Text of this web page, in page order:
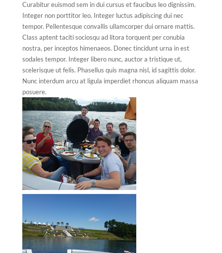
Curabitur euismod sem in dui cursus et faucibus leo dignissim.
Integer non porttitor leo. Integer luctus adipiscing dui nec
tempor. Pellentesque convallis ullamcorper dui ornare mattis.
Class aptent taciti sociosqu ad litora torquent per conubia
nostra, per inceptos himenaeos. Donec tincidunt urna in est
sodales tempor. Integer libero nunc, auctor a tristique ut,
scelerisque ut felis. Phasellus quis magna nisl, id sagittis dolor.
Nunc interdum arcu at ligula imperdiet rhoncus aliquam massa
posuere.